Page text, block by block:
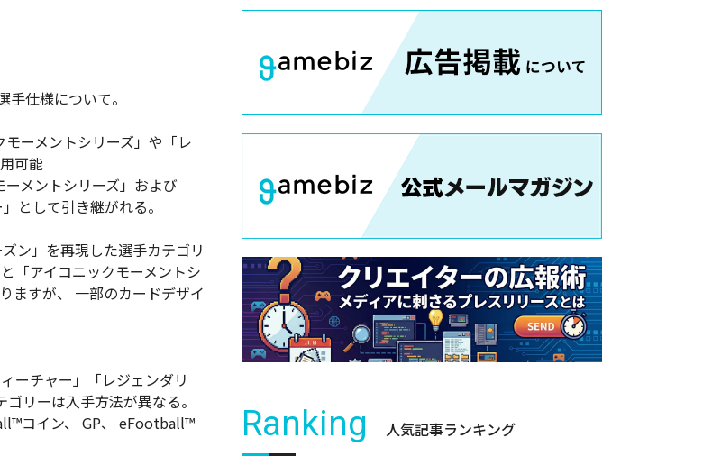
仕様について。
ーメントシリーズ」や「レ
可能
メントシリーズ」および
として引き継がれる。
ン」を再現した選手カテゴリ
「アイコニックモーメントシ
ますが、 一部のカードデザイ
ーチャー」「レジェンダリ
リーは入手方法が異なる。
コイン、 GP、 eFootball™
Ranking 人気記事ランキング